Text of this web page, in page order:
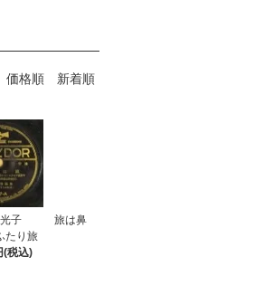
価格順 新着順
光子 旅は鼻
り旅
(税込)